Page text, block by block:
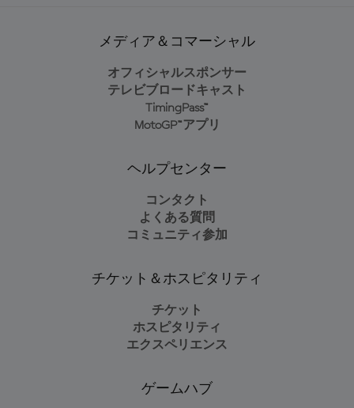
メディア＆コマーシャル
オフィシャルスポンサー
テレビブロードキャスト
TimingPass™
MotoGP™アプリ
ヘルプセンター
コンタクト
よくある質問
コミュニティ参加
チケット＆ホスピタリティ
チケット
ホスピタリティ
エクスペリエンス
ゲームハブ